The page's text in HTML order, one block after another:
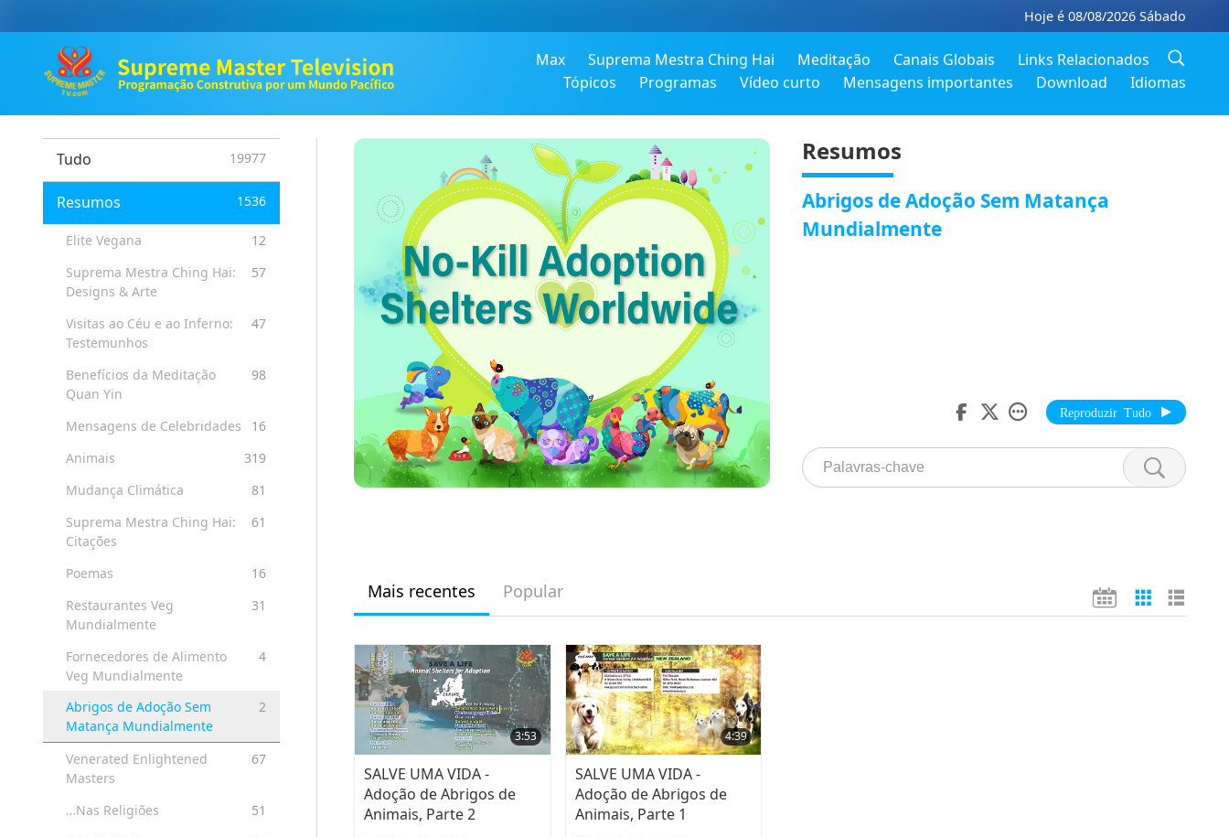
Hoje é 08/08/2026 Sábado
Max Suprema Mestra Ching Hai Meditação Canais Globais
Links Relacionados
Tópicos
Programas Vídeo curto Mensagens importantes Download Idiomas
Tudo 19977
Resumos 1536
Elite Vegana
12
Suprema Mestra Ching Hai:
Designs & Arte
57
Visitas ao Céu e ao Inferno:
Testemunhos
47
Benefícios da Meditação
Quan Yin
98
Mensagens de Celebridades
16
Animais
319
Mudança Climática
81
Suprema Mestra Ching Hai:
Citações
61
Poemas
16
Restaurantes Veg
Mundialmente
31
Fornecedores de Alimento
Veg Mundialmente
4
Abrigos de Adoção Sem
Matança Mundialmente
2
Venerated Enlightened
Masters
67
…Nas Religiões
51
Resumos
Abrigos de Adoção Sem Matança
Mundialmente
Reproduzir Tudo
Mais recentes Popular
3:53
SALVE UMA VIDA -
Adoção de Abrigos de
Animais, Parte 2
4:39
SALVE UMA VIDA -
Adoção de Abrigos de
Animais, Parte 1